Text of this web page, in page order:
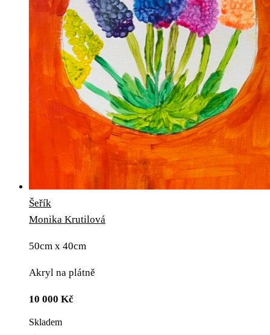
Šeřík
Monika Krutilová
50cm x 40cm
Akryl na plátně
10 000 Kč
Skladem